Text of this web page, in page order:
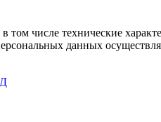
том числе технические
данных